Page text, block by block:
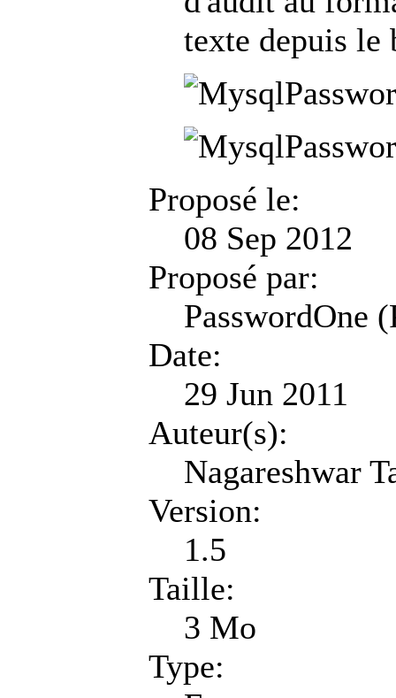
texte depuis
Proposé le:
08 Sep 2012
Proposé par:
PasswordOne
Date:
29 Jun 2011
Auteur(s):
Nagareshwar
Version:
1.5
Taille:
3 Mo
Type: